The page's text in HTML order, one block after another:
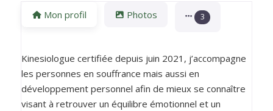
Mon profil Photos 3
Kinesiologue certifiée depuis juin 2021, j’accompagne
les personnes en souffrance mais aussi en
développement personnel afin de mieux se connaître
visant à retrouver un équilibre émotionnel et un